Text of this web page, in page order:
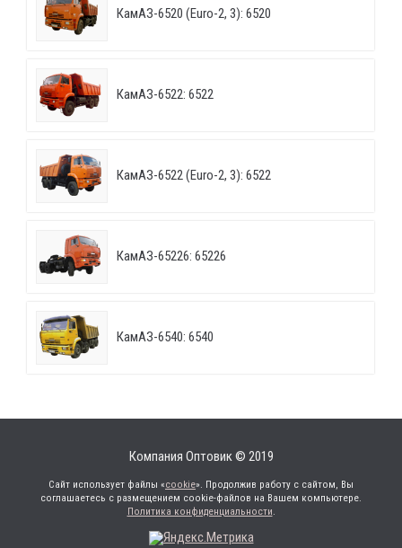
КамАЗ-6520 (Euro-2, 3): 6520
КамАЗ-6522: 6522
КамАЗ-6522 (Euro-2, 3): 6522
КамАЗ-65226: 65226
КамАЗ-6540: 6540
Компания Оптовик © 2019
Сайт использует файлы «cookie». Продолжив работу с сайтом, Вы
соглашаетесь с размещением cookie-файлов на Вашем компьютере.
Политика конфиденциальности.